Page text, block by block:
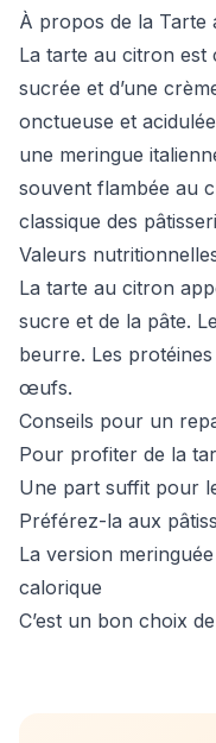
À propos de la Tarte
La tarte au citron est
sucrée et d’une
onctueuse et
une meringue
souvent flambée au
classique des
Valeurs
La tarte au citron
sucre et de la pâte.
beurre. Les
œufs.
Conseils pour un
Pour profiter de la
Une part suffit pour
Préférez-la aux
La version
calorique
C’est un bon choix